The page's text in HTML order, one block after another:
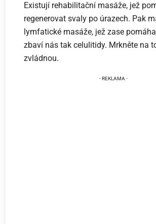
Existují rehabilitační masáže, jež
regenerovat svaly po úrazech. Pak
lymfatické masáže, jež zase
zbaví nás tak celulitidy. Mrkněte na
zvládnou.